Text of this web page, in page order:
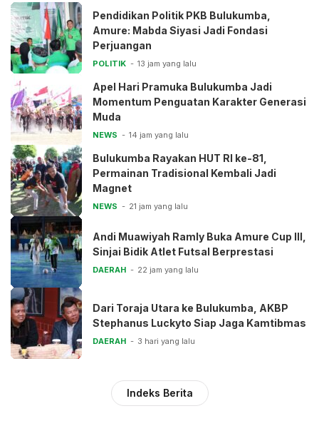
Pendidikan Politik PKB Bulukumba,
Amure: Mabda Siyasi Jadi Fondasi
Perjuangan
POLITIK 13 jam yang lalu
Apel Hari Pramuka Bulukumba Jadi
Momentum Penguatan Karakter Generasi
Muda
NEWS 14 jam yang lalu
Bulukumba Rayakan HUT RI ke-81,
Permainan Tradisional Kembali Jadi
Magnet
NEWS 21 jam yang lalu
Andi Muawiyah Ramly Buka Amure Cup III,
Sinjai Bidik Atlet Futsal Berprestasi
DAERAH 22 jam yang lalu
Dari Toraja Utara ke Bulukumba, AKBP
Stephanus Luckyto Siap Jaga Kamtibmas
DAERAH 3 hari yang lalu
Indeks Berita